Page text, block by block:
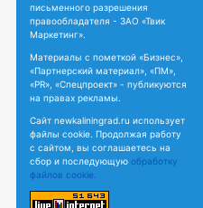
письменного разрешения
правообладателя - ЗАО «Твик
Маркетинг».
Материалы с пометкой «Бизнес»,
«Партнерский материал», «ПМ»,
«PR», «Спецпроект» - публикуются
на правах рекламы.
Сайт newkaliningrad.ru использует
файлы cookie. Продолжая работу
с сайтом, вы соглашаетесь на
сбор и последующую обработку
файлов cookie.